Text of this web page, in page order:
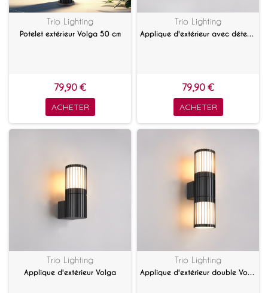
Trio Lighting
Potelet extérieur Volga 50 cm
79,90 €
ACHETER
Trio Lighting
Applique d'extérieur avec détecteur Volga
79,90 €
ACHETER
Trio Lighting
Applique d'extérieur Volga
Trio Lighting
Applique d'extérieur double Volga